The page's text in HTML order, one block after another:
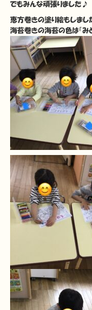
でもみんな頑張りました♪
恵方巻きの塗り絵もしまし
海苔巻きの海苔の色は「み